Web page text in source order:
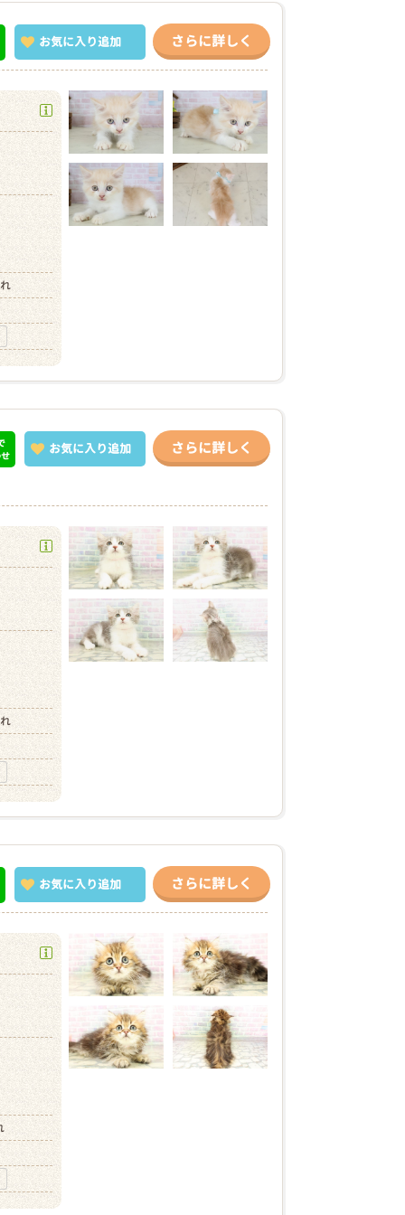
お気に入り追加 さらに詳しく
お気に入り追加 さらに詳しく
お気に入り追加 さらに詳しく